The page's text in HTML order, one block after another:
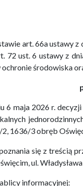
art. 66a ustawy
72 ust. 6 ustawy z
środowiska
6 maja 2026 r.
1636/3 obręb
się z treścią
ul.
informacyjnej: